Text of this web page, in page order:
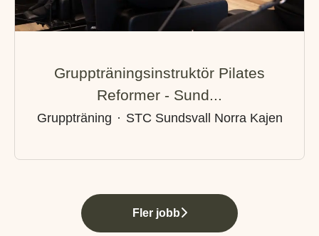
Gruppträningsinstruktör Pilates
Reformer - Sund...
Gruppträning · STC Sundsvall Norra Kajen
Fler jobb